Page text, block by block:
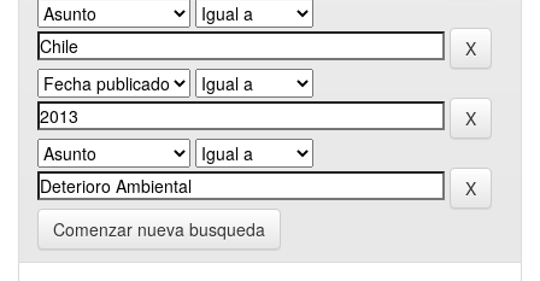
Comenzar nueva busqueda